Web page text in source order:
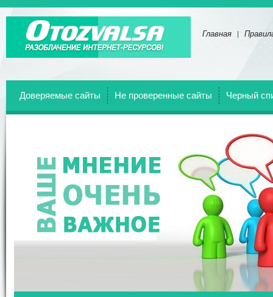
Главная
Доверяемые сайты Не проверенные сайты Черный